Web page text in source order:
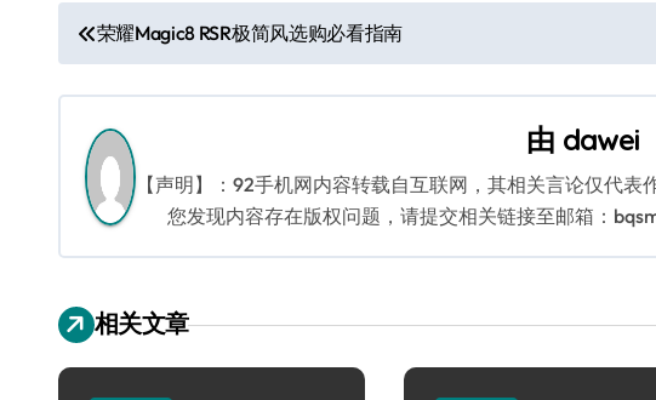
文
章
导
航
荣耀Magic8 RSR极简风选购必看指南
由 dawei
【声明】：92手机网内容转载自互联网，其相关言论仅代表
您发现内容存在版权问题，请提交相关链接至邮箱：
相关文章